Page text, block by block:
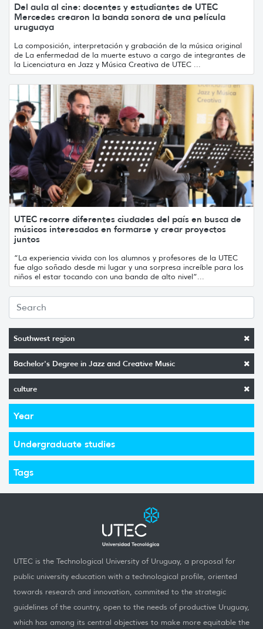
Southwest region
Bachelor's Degree in Jazz and Creative Music
culture
Year
Undergraduate studies
Tags
Del aula al cine: docentes y estudiantes de UTEC
Mercedes crearon la banda sonora de una película
uruguaya
La composición, interpretación y grabación de la música original
de La enfermedad de la muerte estuvo a cargo de integrantes de
la Licenciatura en Jazz y Música Creativa de UTEC ...
UTEC recorre diferentes ciudades del país en busca de
músicos interesados en formarse y crear proyectos
juntos
“La experiencia vivida con los alumnos y profesores de la UTEC
fue algo soñado desde mi lugar y una sorpresa increíble para los
niños el estar tocando con una banda de alto nivel”...
UTEC is the Technological University of Uruguay, a proposal for
public university education with a technological profile, oriented
towards research and innovation, commited to the strategic
guidelines of the country, open to the needs of productive Uruguay,
which has among its central objectives to make more equitable the